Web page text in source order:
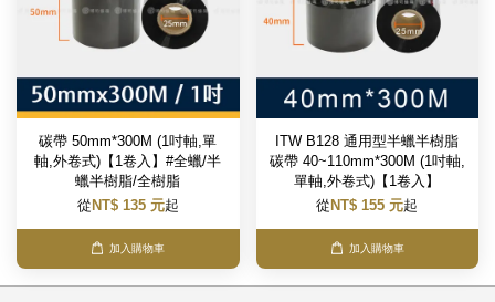
碳帶 50mm*300M (1吋軸,單
軸,外卷式)【1卷入】#全蠟/半
蠟半樹脂/全樹脂
從 NT$ 135 元起
加入購物車
ITW B128 通用型半蠟半樹脂
碳帶 40~110mm*300M (1吋軸,
單軸,外卷式)【1卷入】
從 NT$ 155 元起
加入購物車